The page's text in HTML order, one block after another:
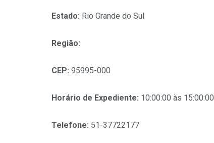
Estado: Rio Grande do Sul
Região:
CEP: 95995-000
Horário de Expediente: 10:00:00 às 15:00:00
Telefone: 51-37722177